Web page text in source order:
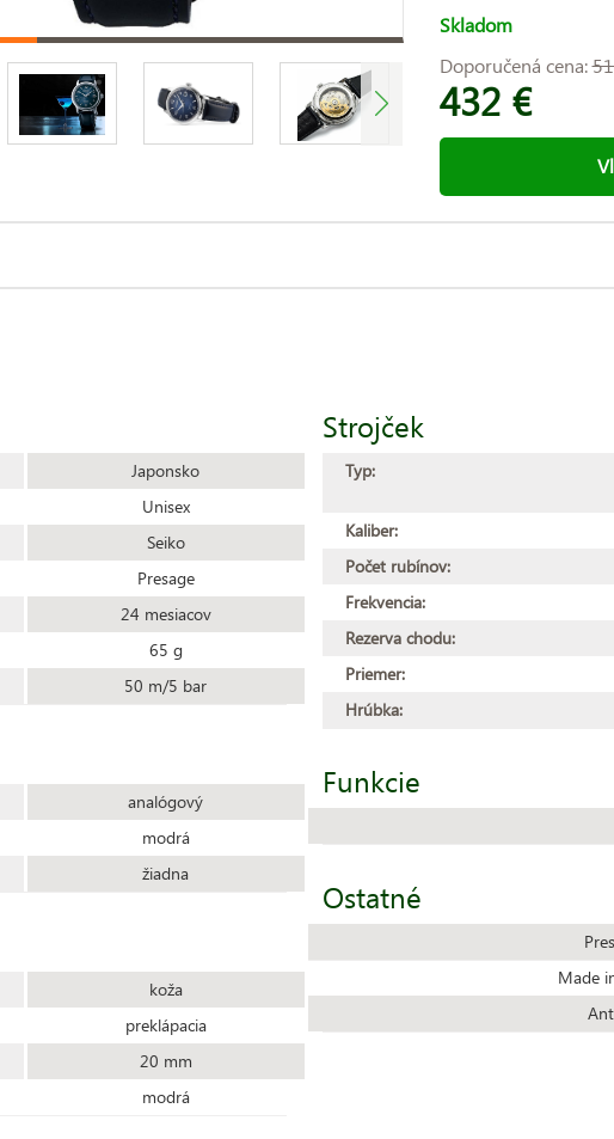
Skladom
Doporučená cena:
432 €
Japonsko
Unisex
Seiko
Presage
24 mesiacov
65 g
50 m/5 bar
analógový
modrá
žiadna
koža
preklápacia
20 mm
modrá
Strojček
Typ:
Kaliber:
Počet rubínov:
Frekvencia:
Rezerva chodu:
Priemer:
Hrúbka:
Funkcie
Ostatné
Made